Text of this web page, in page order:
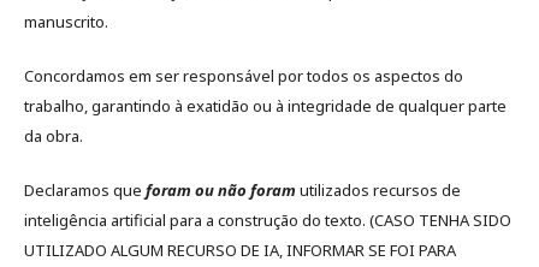
manuscrito.
Concordamos em ser responsável por todos os aspectos do
trabalho, garantindo à exatidão ou à integridade de qualquer parte
da obra.
Declaramos que foram ou não foram utilizados recursos de
inteligência artificial para a construção do texto. (CASO TENHA SIDO
UTILIZADO ALGUM RECURSO DE IA, INFORMAR SE FOI PARA